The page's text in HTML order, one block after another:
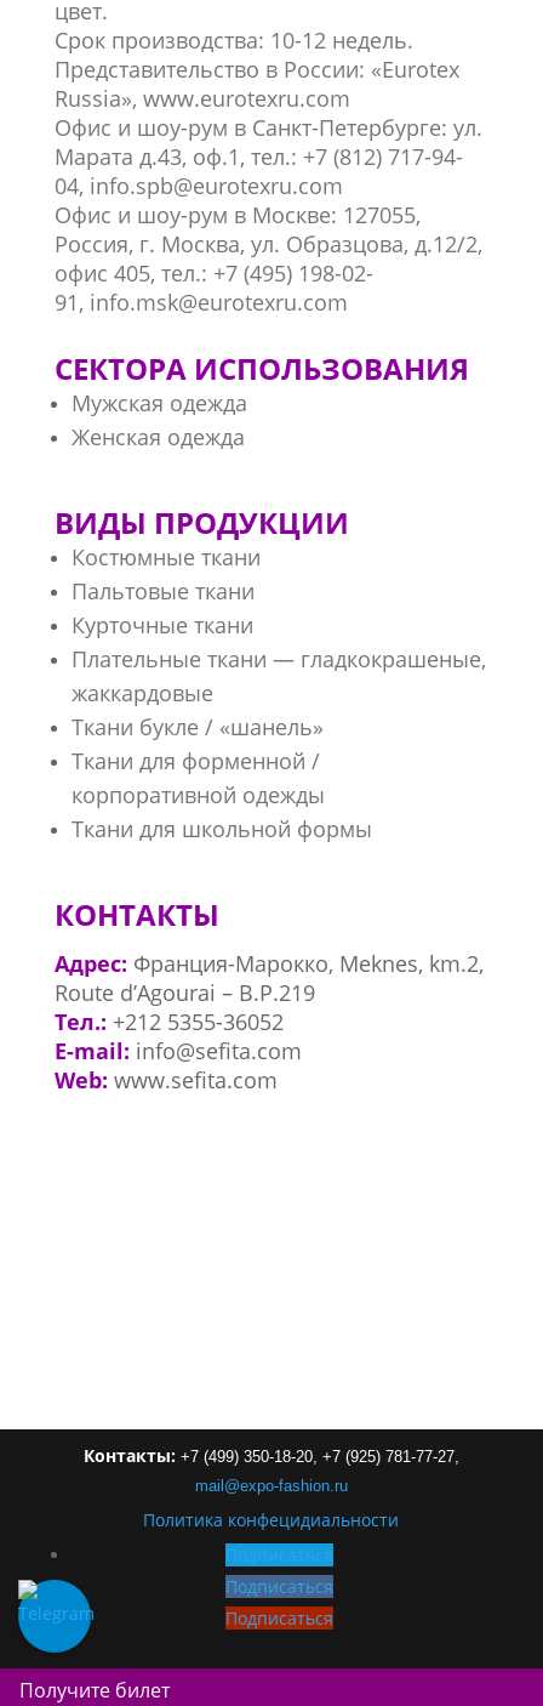
цвет.
Срок производства: 10-12 недель.
Представительство в России: «Eurotex
Russia», www.eurotexru.com
Офис и шоу-рум в Санкт-Петербурге: ул.
Марата д.43, оф.1, тел.: +7 (812) 717-94-
04, info.spb@eurotexru.com
Офис и шоу-рум в Москве: 127055,
Россия, г. Москва, ул. Образцова, д.12/2,
офис 405, тел.: +7 (495) 198-02-
91, info.msk@eurotexru.com
СЕКТОРА ИСПОЛЬЗОВАНИЯ
Мужская одежда
Женская одежда
ВИДЫ ПРОДУКЦИИ
Костюмные ткани
Пальтовые ткани
Курточные ткани
Плательные ткани — гладкокрашеные,
жаккардовые
Ткани букле / «шанель»
Ткани для форменной /
корпоративной одежды
Ткани для школьной формы
КОНТАКТЫ
Адрес: Франция-Марокко, Meknes, km.2,
Route d’Agourai – B.P.219
Тел.: +212 5355-36052
E-mail: info@sefita.com
Web: www.sefita.com
Контакты: +7 (499) 350-18-20, +7 (925) 781-77-27,
mail @expo-fashion.ru
Политика конфецидиальности
Подписаться
Подписаться
Подписаться
Получите билет